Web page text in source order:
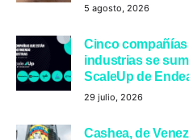
5 agosto, 2026
Cinco
industrias se
ScaleUp de
29 julio, 2026
Cashea, de